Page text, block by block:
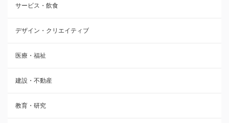
サービス・飲食
デザイン・クリエイティブ
医療・福祉
建設・不動産
教育・研究